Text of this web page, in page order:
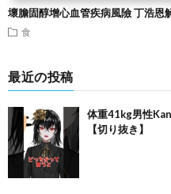
壞膽固醇增心血管疾病風險 丁浩恩
食
最近の投稿
体重41kg男性
【切り抜き】